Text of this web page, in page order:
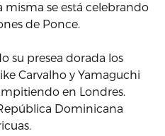
misma se está celebrando
de Ponce.
su presea dorada los
Carvalho y Yamaguchi
en Londres.
Dominicana